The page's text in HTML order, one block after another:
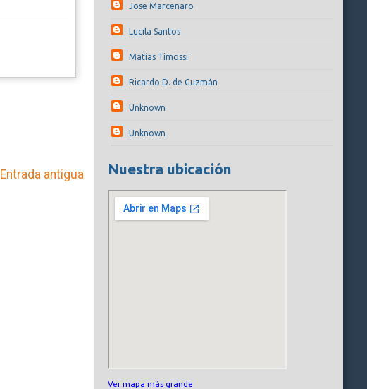
Entrada antigua
Jose Marcenaro
Lucila Santos
Matías Timossi
Ricardo D. de Guzmán
Unknown
Unknown
Nuestra ubicación
Ver mapa más grande